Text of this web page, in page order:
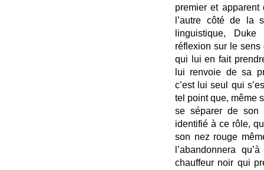
premier et apparent
l’autre côté de la
linguistique,
réflexion sur le sens
qui lui en fait
lui renvoie de sa
c’est lui seul qui
tel point que, même
se séparer de son
identifié à ce rôle,
son nez rouge
l’abandonnera
chauffeur noir qui